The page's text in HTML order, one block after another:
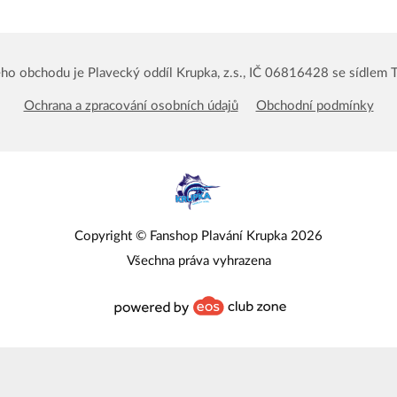
obchodu je Plavecký oddíl Krupka, z.s., IČ 06816428 se sídlem
Ochrana a zpracování osobních údajů Obchodní podmínky
Copyright © Fanshop Plavání Krupka 2026
Všechna práva vyhrazena